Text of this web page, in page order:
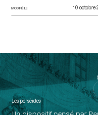
MODIFIÉ LE 10 octobre
Les perséides